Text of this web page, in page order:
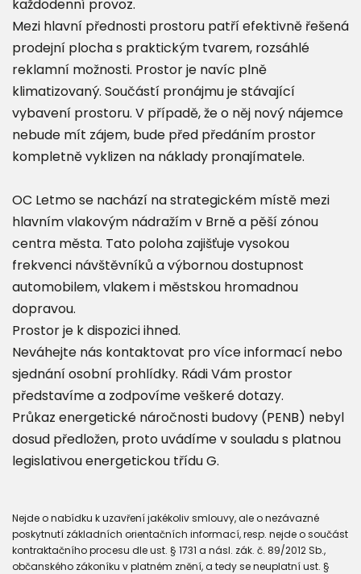
každodenní provoz.
Mezi hlavní přednosti prostoru patří efektivně řešená
prodejní plocha s praktickým tvarem, rozsáhlé
reklamní možnosti. Prostor je navíc plně
klimatizovaný. Součástí pronájmu je stávající
vybavení prostoru. V případě, že o něj nový nájemce
nebude mít zájem, bude před předáním prostor
kompletně vyklizen na náklady pronajímatele.
OC Letmo se nachází na strategickém místě mezi
hlavním vlakovým nádražím v Brně a pěší zónou
centra města. Tato poloha zajišťuje vysokou
frekvenci návštěvníků a výbornou dostupnost
automobilem, vlakem i městskou hromadnou
dopravou.
Prostor je k dispozici ihned.
Neváhejte nás kontaktovat pro více informací nebo
sjednání osobní prohlídky. Rádi Vám prostor
představíme a zodpovíme veškeré dotazy.
Průkaz energetické náročnosti budovy (PENB) nebyl
dosud předložen, proto uvádíme v souladu s platnou
legislativou energetickou třídu G.
Nejde o nabídku k uzavření jakékoliv smlouvy, ale o nezávazné
poskytnutí základních orientačních informací, resp. nejde o součást
kontraktačního procesu dle ust. § 1731 a násl. zák. č. 89/2012 Sb.,
občanského zákoníku v platném znění, a tedy se neuplatní ust. §